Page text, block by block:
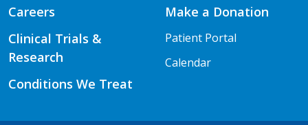
Careers
Clinical Trials &
Research
Conditions We Treat
Make a Donation
Patient Portal
Calendar